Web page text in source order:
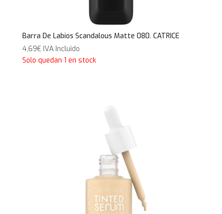
Barra De Labios Scandalous Matte 080. CATRICE
4,69€ IVA Incluido
Solo quedan 1 en stock